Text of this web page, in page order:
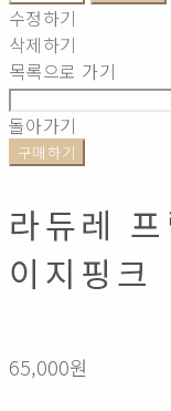
수정하기
삭제하기
목록으로 가기
돌아가기
구매하기
라듀레
이지핑크
65,000원